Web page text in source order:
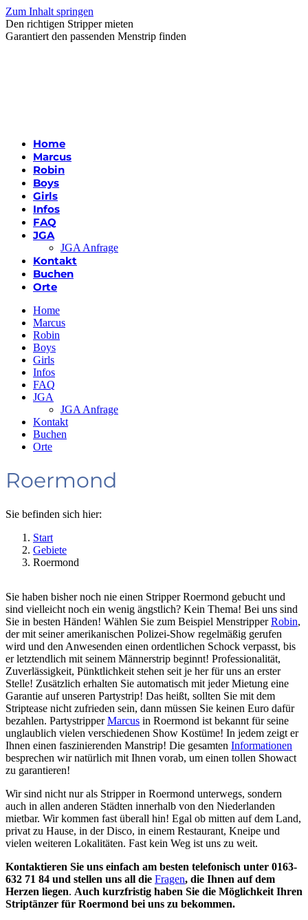
Zum Inhalt springen
Den richtigen Stripper mieten
Garantiert den passenden Menstrip finden
Home
Marcus
Robin
Boys
Girls
Infos
FAQ
JGA
JGA Anfrage
Kontakt
Buchen
Orte
Home
Marcus
Robin
Boys
Girls
Infos
FAQ
JGA
JGA Anfrage
Kontakt
Buchen
Orte
Roermond
Sie befinden sich hier:
Start
Gebiete
Roermond
Sie haben bisher noch nie einen Stripper Roermond gebucht und
sind vielleicht noch ein wenig ängstlich? Kein Thema! Bei uns sind
Sie in besten Händen! Wählen Sie zum Beispiel MenstripperRobin,
der mit seiner amerikanischen Polizei-Show regelmäßig gerufen
wird und den Anwesenden einen ordentlichen Schock verpasst, bis
er letztendlich mit seinem Männerstrip beginnt! Professionalität,
Zuverlässigkeit, Pünktlichkeit stehen seit je her für uns an erster
Stelle! Zusätzlich erhalten Sie automatisch mit jeder Mietung eine
Garantie auf unseren Partystrip! Das heißt, sollten Sie mit dem
Striptease nicht zufrieden sein, dann müssen Sie keinen Euro dafür
bezahlen. PartystripperMarcus in Roermond ist bekannt für seine
unglaublich vielen verschiedenen Show Kostüme! In jedem zeigt er
Ihnen einen faszinierenden Manstrip! Die gesamten Informationen
besprechen wir natürlich mit Ihnen vorab, um einen tollen Showact
zu garantieren!
Wir sind nicht nur als Stripper in Roermond unterwegs, sondern
auch in allen anderen Städten innerhalb von den Niederlanden
mietbar. Wir kommen fast überall hin! Egal ob mitten auf dem Land,
privat zu Hause, in der Disco, in einem Restaurant, Kneipe und
vielen weiteren Lokalitäten. Fast kein Weg ist uns zu weit.
Kontaktieren Sie uns einfach am besten telefonisch unter 0163-
632 71 84 und stellen uns all die Fragen, die Ihnen auf dem
Herzen liegen. Auch kurzfristig haben Sie die Möglichkeit Ihren
Striptänzer für Roermond bei uns zu bekommen.